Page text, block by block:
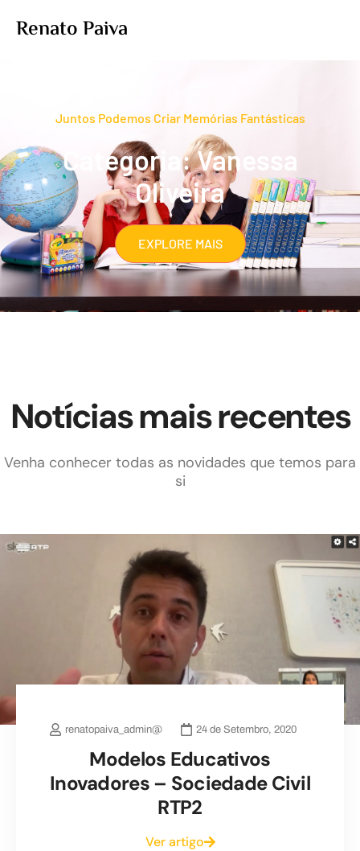
Renato Paiva
Juntos Podemos Criar Memórias Fantásticas
Categoria: Vanessa
Oliveira
EXPLORE MAIS
Notícias mais recentes
Venha conhecer todas as novidades que temos para
si
renatopaiva_admin@ 24 de Setembro, 2020
Modelos Educativos
Inovadores – Sociedade Civil
RTP2
Ver artigo